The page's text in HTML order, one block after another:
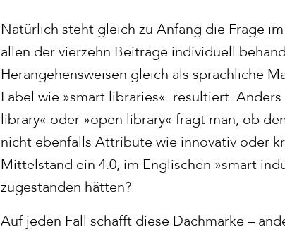
Natürlich steht gleich zu Anfang die Frage
allen der vierzehn Beiträge individuell
Herangehensweisen gleich als sprachliche
Label wie »smart libraries« resultiert. Anders
library« oder »open library« fragt man, ob
nicht ebenfalls Attribute wie innovativ oder
Mittelstand ein 4.0, im Englischen »smart
zugestanden hätten?
Auf jeden Fall schafft diese Dachmarke –